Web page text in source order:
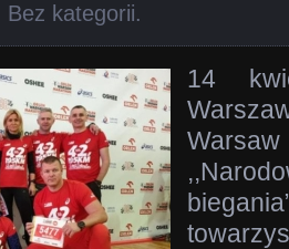
Bez kategorii.
14